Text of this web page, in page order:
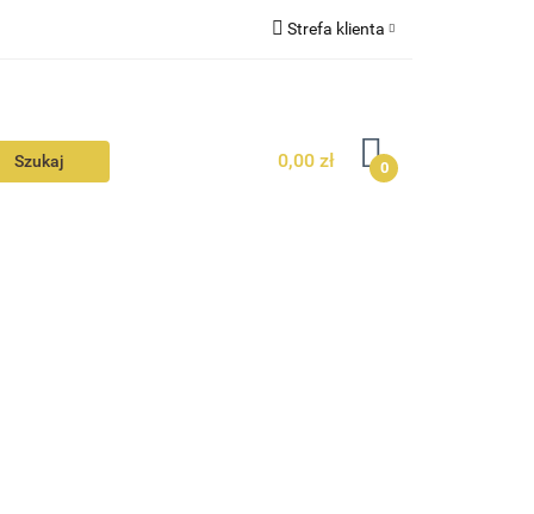
Strefa klienta
Dodaj zgłoszenie
0,00 zł 0